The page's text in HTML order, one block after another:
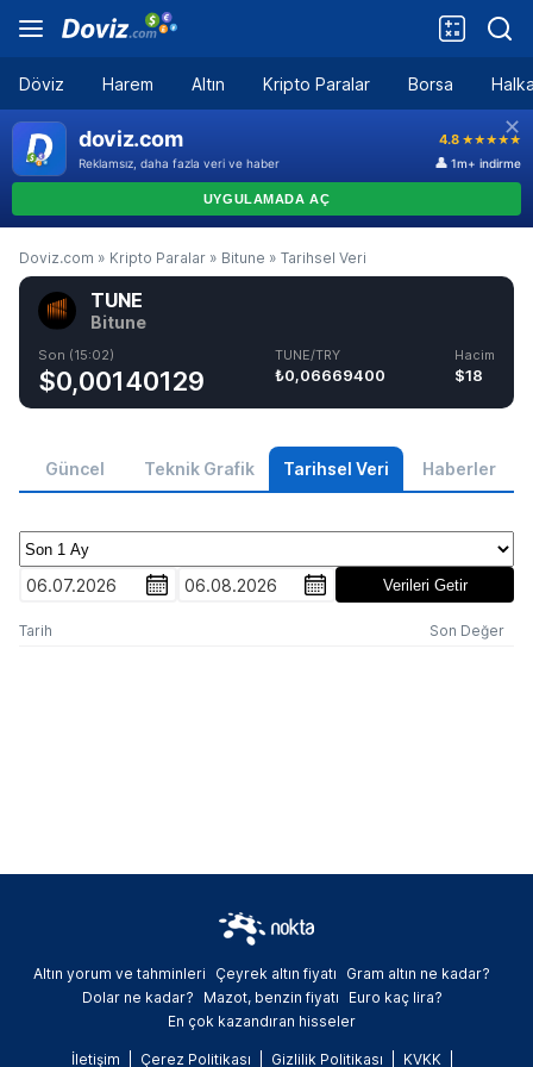
Döviz Harem Altın Kripto Paralar Borsa
Doviz.com » Kripto Paralar » Bitune » Tarihsel Veri
TUNE
Bitune
Son (15:02)
$0,00140129
TUNE/TRY
₺0,06669400
Hacim
$18
Güncel Teknik Grafik Tarihsel Veri Haberler
06.07.2026 06.08.2026 Verileri Getir
Tarih Son Değer
Altın yorum ve tahminleri Çeyrek altın fiyatı
Gram altın ne kadar?
Dolar ne kadar?
Mazot, benzin fiyatı
Euro kaç lira?
En çok kazandıran hisseler
İletişim Çerez Politikası Gizlilik Politikası KVKK